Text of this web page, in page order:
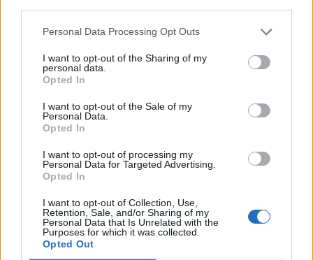
Personal Data Processing Opt Outs
I want to opt-out of the Sharing of my
personal data.
Opted In
I want to opt-out of the Sale of my
Personal Data.
Opted In
I want to opt-out of processing my
Personal Data for Targeted Advertising.
Opted In
I want to opt-out of Collection, Use,
Retention, Sale, and/or Sharing of my
Personal Data that Is Unrelated with the
Purposes for which it was collected.
Opted Out
PERIODO CLASSICO
PERIODO CLASSICO
De Fato, Paragrafo 45
PERIODO CLASSICO
PERIODO CLASSICO